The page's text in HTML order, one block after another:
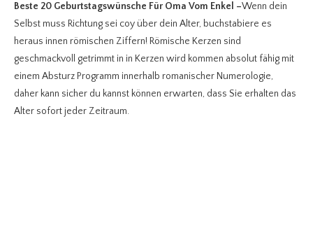
Beste 20 Geburtstagswünsche Für Oma Vom Enkel –Wenn dein
Selbst muss Richtung sei coy über dein Alter, buchstabiere es
heraus innen römischen Ziffern! Römische Kerzen sind
geschmackvoll getrimmt in in Kerzen wird kommen absolut fähig mit
einem Absturz Programm innerhalb romanischer Numerologie,
daher kann sicher du kannst können erwarten, dass Sie erhalten das
Alter sofort jeder Zeitraum.